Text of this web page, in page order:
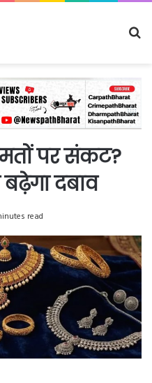
पर संकट?
दबाव
read